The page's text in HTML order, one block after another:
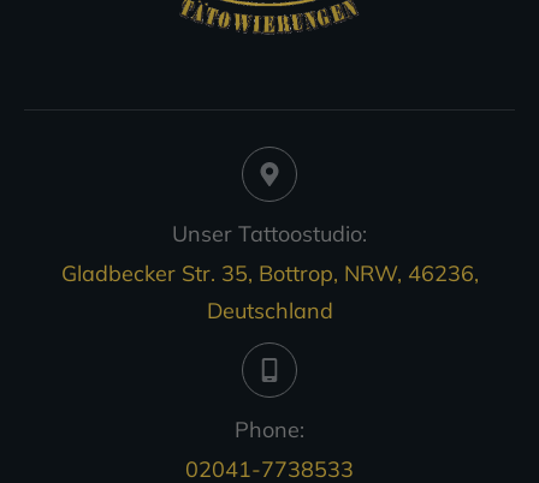
Unser Tattoostudio:
Gladbecker Str. 35, Bottrop, NRW, 46236,
Deutschland
Phone:
02041-7738533